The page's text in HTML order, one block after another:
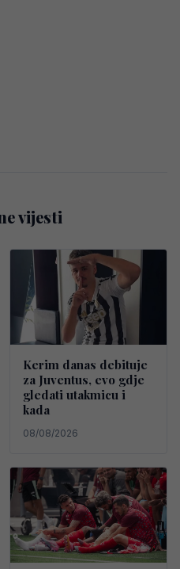
vijesti
Kerim danas debituje
za Juventus, evo gdje
gledati utakmicu i
kada
08/08/2026